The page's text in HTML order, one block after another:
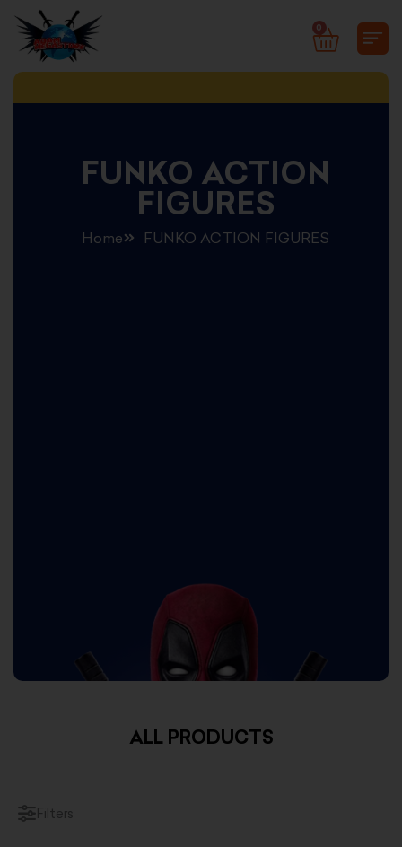
content
0
CART
FUNKO ACTION
FIGURES
Home FUNKO ACTION FIGURES
ALL PRODUCTS
Filters